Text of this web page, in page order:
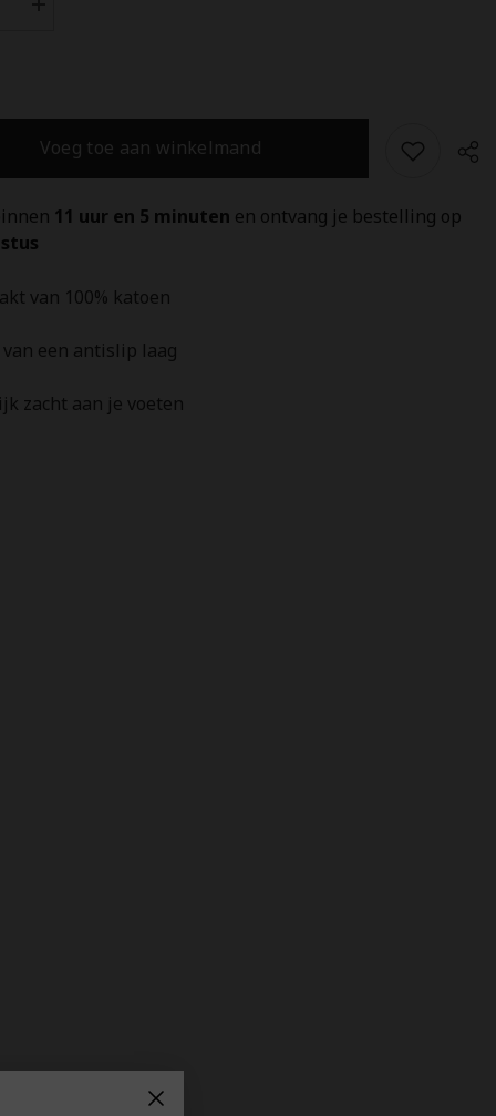
Katoen
Voeg toe aan winkelmand
11 uur en 5 minuten en ontvang je bestelling op
van 100% katoen
een antislip laag
zacht aan je voeten